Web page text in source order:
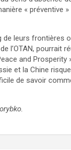
« préventive
de leurs frontières
l’OTAN, pourrait
and Prosperity
et la Chine
de savoir